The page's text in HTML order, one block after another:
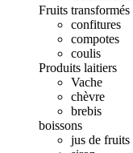
Fruits transformés
confitures
compotes
coulis
Produits laitiers
Vache
chèvre
brebis
boissons
jus de fruits